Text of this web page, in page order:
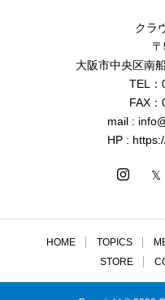
クラ
大阪市中央区南
TEL：
FAX
mail :
HP :
HOME TOPICS
STORE